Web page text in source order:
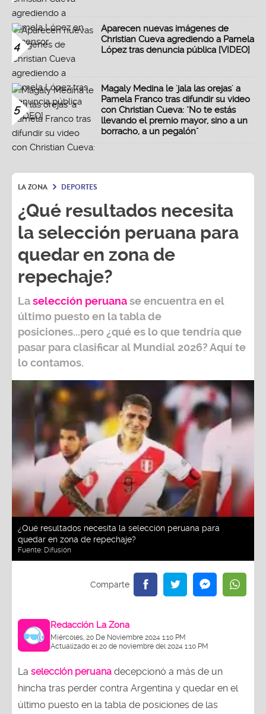
4
Aparecen nuevas imágenes de
Christian Cueva agrediendo a Pamela
López tras denuncia pública [VIDEO]
5
Magaly Medina le 'jala las orejas' a
Pamela Franco tras difundir su video
con Christian Cueva: "No te estás
llevando el premio mayor, sino a un
borracho, a un pegalón"
LA ZONA DEPORTES
¿Qué resultados necesita
la selección peruana para
quedar en zona de
repechaje?
Laselección peruanase encuentra en el
último puesto en la tabla de
posiciones...pero ¿qué es lo que tendría que
pasar para clasificar al Mundial 2026?Aquí te
lo contamos.
¿Qué resultados necesita la selección peruana para
quedar en zona de repechaje?
Fuente: Difusión
Redacción La Zona
Miércoles, 20 De Noviembre 2024 1:10 PM
Actualizado el 20 de noviembre del 2024 1:10 PM
La selección peruana decepcionó a más de un
hincha tras perder contra Argentina y quedar en el
último puesto en la tabla de posiciones de las